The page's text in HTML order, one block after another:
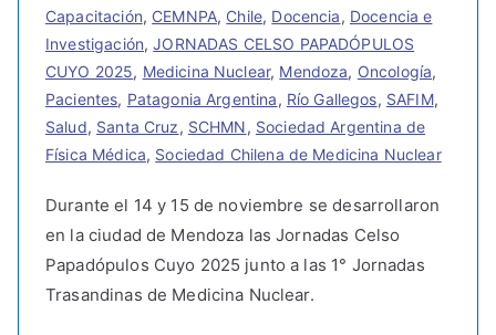
Capacitación, CEMNPA, Chile, Docencia, Docencia e
Investigación,JORNADAS CELSO PAPADÓPULOS
CUYO 2025, Medicina Nuclear, Mendoza, Oncología,
Pacientes, Patagonia Argentina, Río Gallegos, SAFIM,
Salud, Santa Cruz, SCHMN, Sociedad Argentina de
Física Médica, Sociedad Chilena de Medicina Nuclear
Durante el 14 y 15 de noviembre se desarrollaron
en la ciudad de Mendoza las Jornadas Celso
Papadópulos Cuyo 2025 junto a las 1° Jornadas
Trasandinas de Medicina Nuclear.